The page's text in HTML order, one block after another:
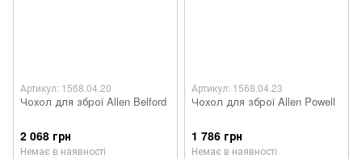
Артикул: 1568.04.20
Чохол для зброї Allen Belford
2 068 грн
Немає в наявності
Артикул: 1568.04.23
Чохол для зброї Allen Powell
1 786 грн
Немає в наявності